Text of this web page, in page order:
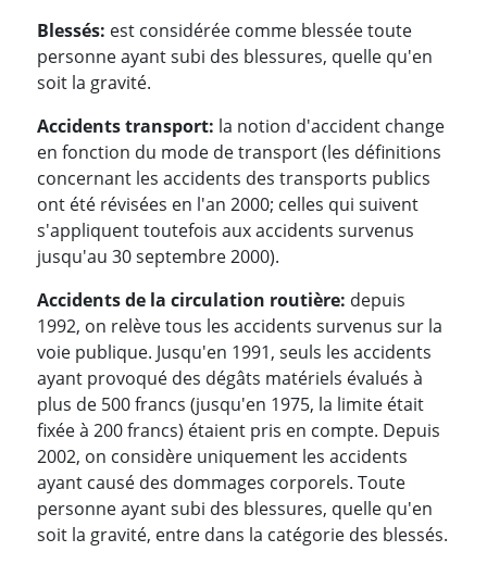
Blessés: est considérée comme blessée toute
personne ayant subi des blessures, quelle qu'en
soit la gravité.
Accidents transport: la notion d'accident change
en fonction du mode de transport (les définitions
concernant les accidents des transports publics
ont été révisées en l'an 2000; celles qui suivent
s'appliquent toutefois aux accidents survenus
jusqu'au 30 septembre 2000).
Accidents de la circulation routière: depuis
1992, on relève tous les accidents survenus sur la
voie publique. Jusqu'en 1991, seuls les accidents
ayant provoqué des dégâts matériels évalués à
plus de 500 francs (jusqu'en 1975, la limite était
fixée à 200 francs) étaient pris en compte. Depuis
2002, on considère uniquement les accidents
ayant causé des dommages corporels. Toute
personne ayant subi des blessures, quelle qu'en
soit la gravité, entre dans la catégorie des blessés.